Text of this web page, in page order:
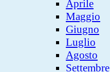
Aprile
Maggio
Giugno
Luglio
Agosto
Settembre